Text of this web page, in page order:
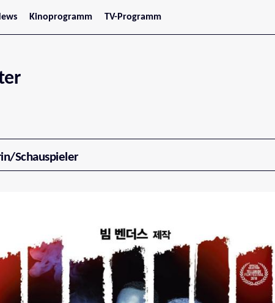
Kinoprogramm
Jetzt im Kino
Tirol
Vorarlberg
TV-Programm
Schauspieler